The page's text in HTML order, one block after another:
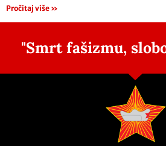
Pročitaj više »
"Smrt fašizmu,